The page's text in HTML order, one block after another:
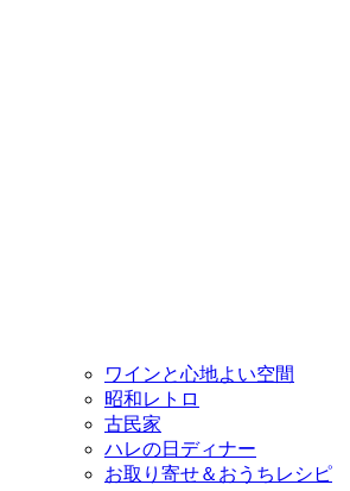
ワインと心地よい空間
昭和レトロ
古民家
ハレの日ディナー
お取り寄せ＆おうちレシピ